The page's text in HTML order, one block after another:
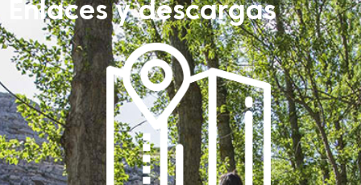
Enlaces y descargas